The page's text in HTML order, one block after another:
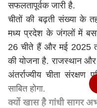
सफलतापूर्वक जारी है.
चीतों की बढ़ती संख्या के
मध्य प्रदेश के जंगलों में
26 चीते हैं और मई 2025
की योजना है. राजस्थान और
अंतर्राज्यीय चीता
साबित होगा.
क्यों खास है गांधी सागर